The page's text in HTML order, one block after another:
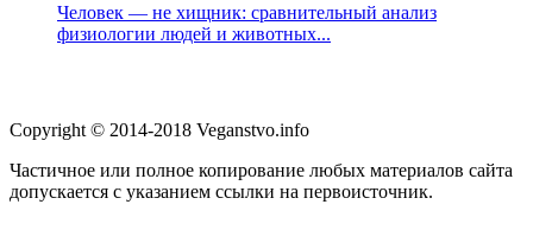
Человек — не хищник: сравнительный анализ
физиологии людей и животных...
Copyright © 2014-2018 Veganstvo.info
Частичное или полное копирование любых материалов сайта
допускается с указанием ссылки на первоисточник.